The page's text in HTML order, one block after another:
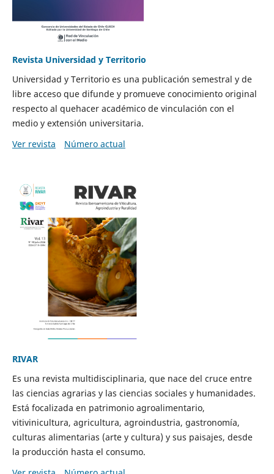
Revista Universidad y Territorio
Universidad y Territorio es una publicación semestral y de
libre acceso que difunde y promueve conocimiento original
respecto al quehacer académico de vinculación con el
medio y extensión universitaria.
Ver revista
Número actual
RIVAR
Es una revista multidisciplinaria, que nace del cruce entre
las ciencias agrarias y las ciencias sociales y humanidades.
Está focalizada en patrimonio agroalimentario,
vitivinicultura, agricultura, agroindustria, gastronomía,
culturas alimentarias (arte y cultura) y sus paisajes, desde
la producción hasta el consumo.